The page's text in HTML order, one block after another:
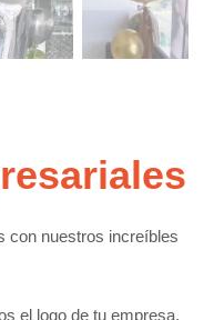
con nuestros increíbles
el logo de tu empresa.